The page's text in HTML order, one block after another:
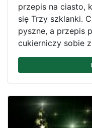
przepis na ciasto,
się Trzy szklanki.
pyszne, a przepis
cukierniczy sobie